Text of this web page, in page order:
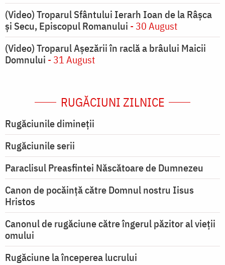
(Video) Troparul Sfântului Ierarh Ioan de la Râșca
și Secu, Episcopul Romanului - 30 August
(Video) Troparul Așezării în raclă a brâului Maicii
Domnului - 31 August
RUGĂCIUNI ZILNICE
Rugăciunile dimineții
Rugăciunile serii
Paraclisul Preasfintei Născătoare de Dumnezeu
Canon de pocăință către Domnul nostru Iisus
Hristos
Canonul de rugăciune către îngerul păzitor al vieții
omului
Rugăciune la începerea lucrului